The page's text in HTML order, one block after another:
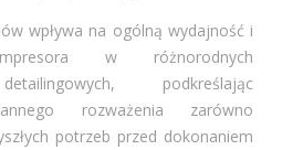
wpływa na ogólną wydajność i
w różnorodnych
podkreślając
rozważenia zarówno
potrzeb przed dokonaniem